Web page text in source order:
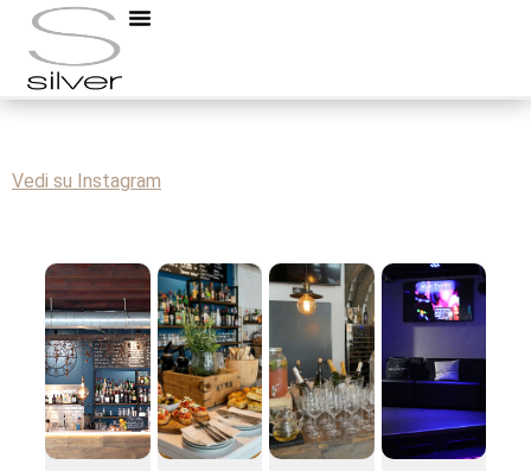
#silver #loungebar #event #drink #food
Vedi su Instagram